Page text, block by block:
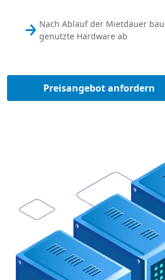
Nach Ablauf der Mietdauer
genutzte Hardware ab
Preisangebot anfordern